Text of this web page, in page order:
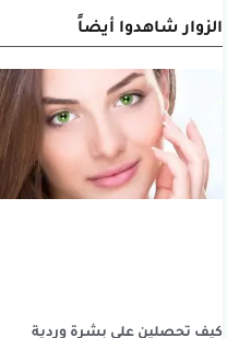
الزوار شاهدوا أيضاً
كيف تحصلين على بشرة وردية